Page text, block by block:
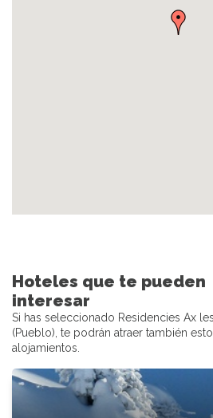
Hoteles que te pueden
interesar
Si has seleccionado Residencies Ax
(Pueblo), te podrán atraer también
alojamientos.